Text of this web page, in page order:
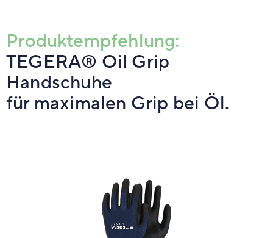
Produktempfehlung:
TEGERA® Oil Grip
Handschuhe
für maximalen Grip bei Öl.